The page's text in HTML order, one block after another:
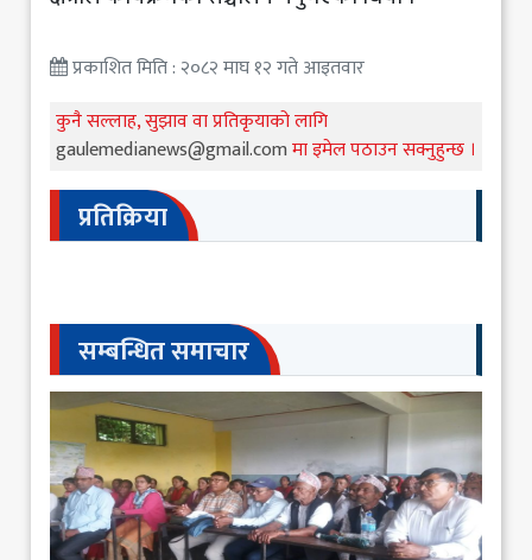
प्रकाशित मिति : २०८२ माघ १२ गते आइतवार
कुनै सल्लाह, सुझाव वा प्रतिकृयाको लागि
gaulemedianews@gmail.comमा इमेल पठाउन सक्नुहुन्छ ।
प्रतिक्रिया
सम्बन्धित समाचार